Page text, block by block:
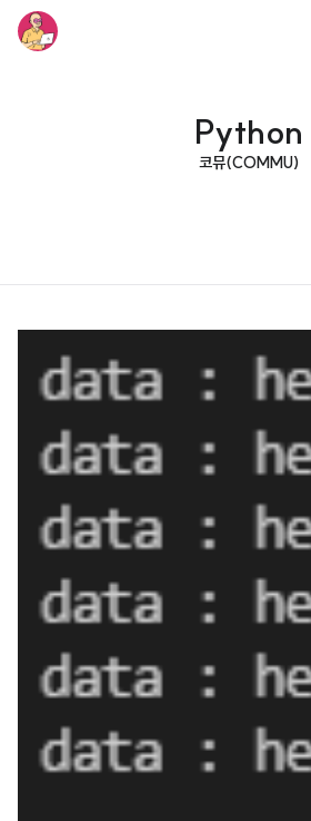
Python
코뮤(COMMU)